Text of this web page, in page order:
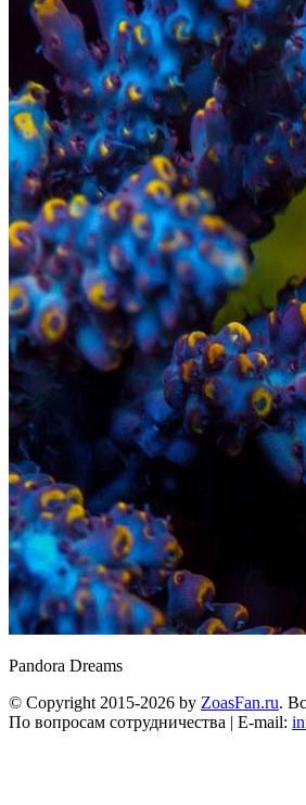
Pandora Dreams
© Copyright 2015-2026 by ZoasFan.ru.
По вопросам сотрудничества | E-mail: